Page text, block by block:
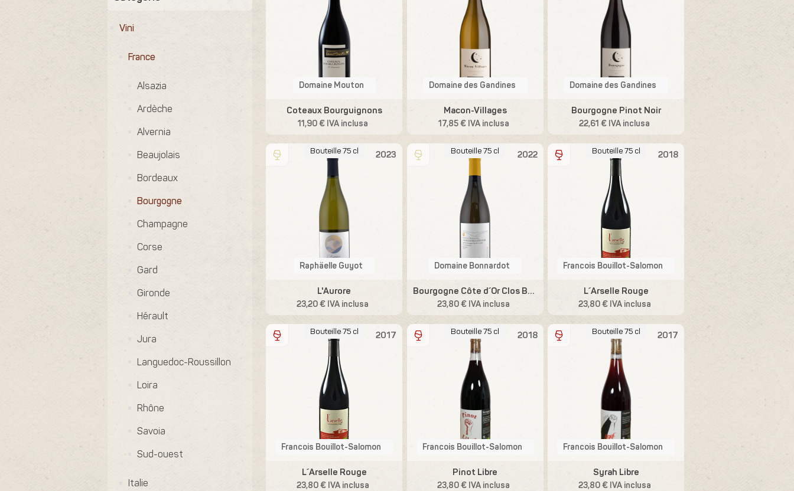
Vini
France
Alsazia
Ardèche
Alvernia
Beaujolais
Bordeaux
Bourgogne
Champagne
Corse
Gard
Gironde
Hérault
Jura
Languedoc-Roussillon
Loira
Rhône
Savoia
Sud-ouest
Italie
Domaine Mouton
Coteaux Bourguignons
11,90 € IVA inclusa
Domaine des Gandines
Macon-Villages
17,85 € IVA inclusa
Domaine des Gandines
Bourgogne Pinot Noir
22,61 € IVA inclusa
2023
Bouteille 75 cl
Raphäelle Guyot
L'Aurore
23,20 € IVA inclusa
2022
Bouteille 75 cl
Domaine Bonnardot
Bourgogne Côte d´Or Clos Botaveau
23,80 € IVA inclusa
2018
Bouteille 75 cl
Francois Bouillot-Salomon
L´Arselle Rouge
23,80 € IVA inclusa
2017
Bouteille 75 cl
Francois Bouillot-Salomon
L´Arselle Rouge
23,80 € IVA inclusa
2018
Bouteille 75 cl
Francois Bouillot-Salomon
Pinot Libre
23,80 € IVA inclusa
2017
Bouteille 75 cl
Francois Bouillot-Salomon
Syrah Libre
23,80 € IVA inclusa